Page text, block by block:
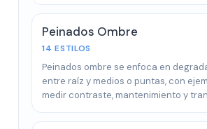
Peinados Ombre
14 ESTILOS
Peinados ombre se enfoca en
entre raíz y medios o puntas, con
medir contraste, mantenimiento y